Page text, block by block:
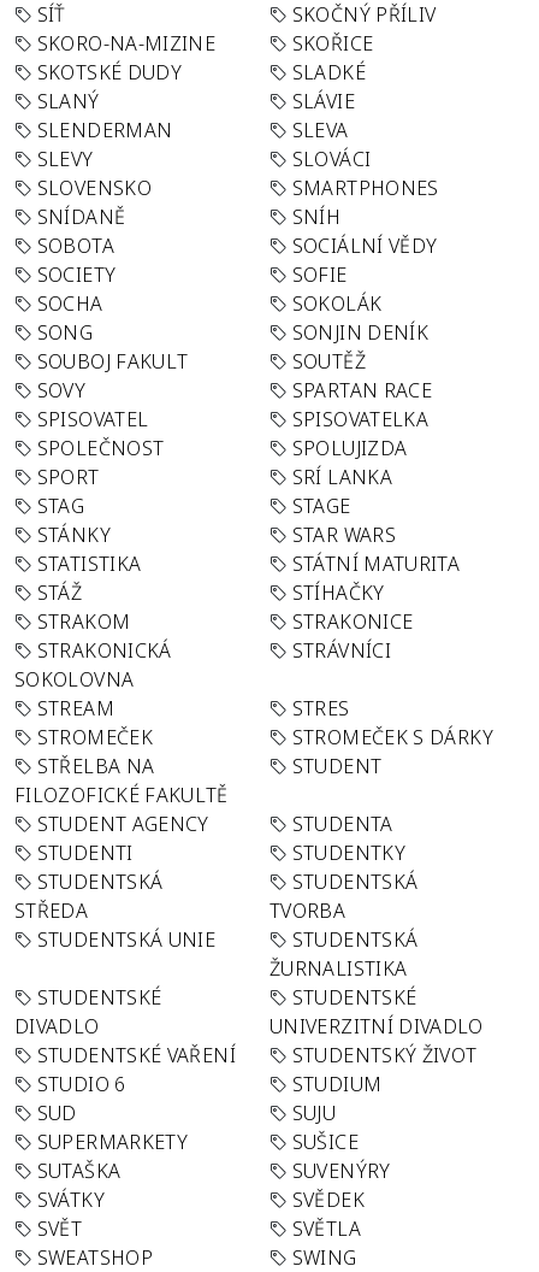
SÍŤ
SKOČNÝ PŘÍLIV
SKORO-NA-MIZINE
SKOŘICE
SKOTSKÉ DUDY
SLADKÉ
SLANÝ
SLÁVIE
SLENDERMAN
SLEVA
SLEVY
SLOVÁCI
SLOVENSKO
SMARTPHONES
SNÍDANĚ
SNÍH
SOBOTA
SOCIÁLNÍ VĚDY
SOCIETY
SOFIE
SOCHA
SOKOLÁK
SONG
SONJIN DENÍK
SOUBOJ FAKULT
SOUTĚŽ
SOVY
SPARTAN RACE
SPISOVATEL
SPISOVATELKA
SPOLEČNOST
SPOLUJIZDA
SPORT
SRÍ LANKA
STAG
STAGE
STÁNKY
STAR WARS
STATISTIKA
STÁTNÍ MATURITA
STÁŽ
STÍHAČKY
STRAKOM
STRAKONICE
STRAKONICKÁ
SOKOLOVNA
STRÁVNÍCI
STREAM
STRES
STROMEČEK
STROMEČEK S DÁRKY
STŘELBA NA
FILOZOFICKÉ FAKULTĚ
STUDENT
STUDENT AGENCY
STUDENTA
STUDENTI
STUDENTKY
STUDENTSKÁ
STŘEDA
STUDENTSKÁ
TVORBA
STUDENTSKÁ UNIE
STUDENTSKÁ
ŽURNALISTIKA
STUDENTSKÉ
DIVADLO
STUDENTSKÉ
UNIVERZITNÍ DIVADLO
STUDENTSKÉ VAŘENÍ
STUDENTSKÝ ŽIVOT
STUDIO 6
STUDIUM
SUD
SUJU
SUPERMARKETY
SUŠICE
SUTAŠKA
SUVENÝRY
SVÁTKY
SVĚDEK
SVĚT
SVĚTLA
SWEATSHOP
SWING